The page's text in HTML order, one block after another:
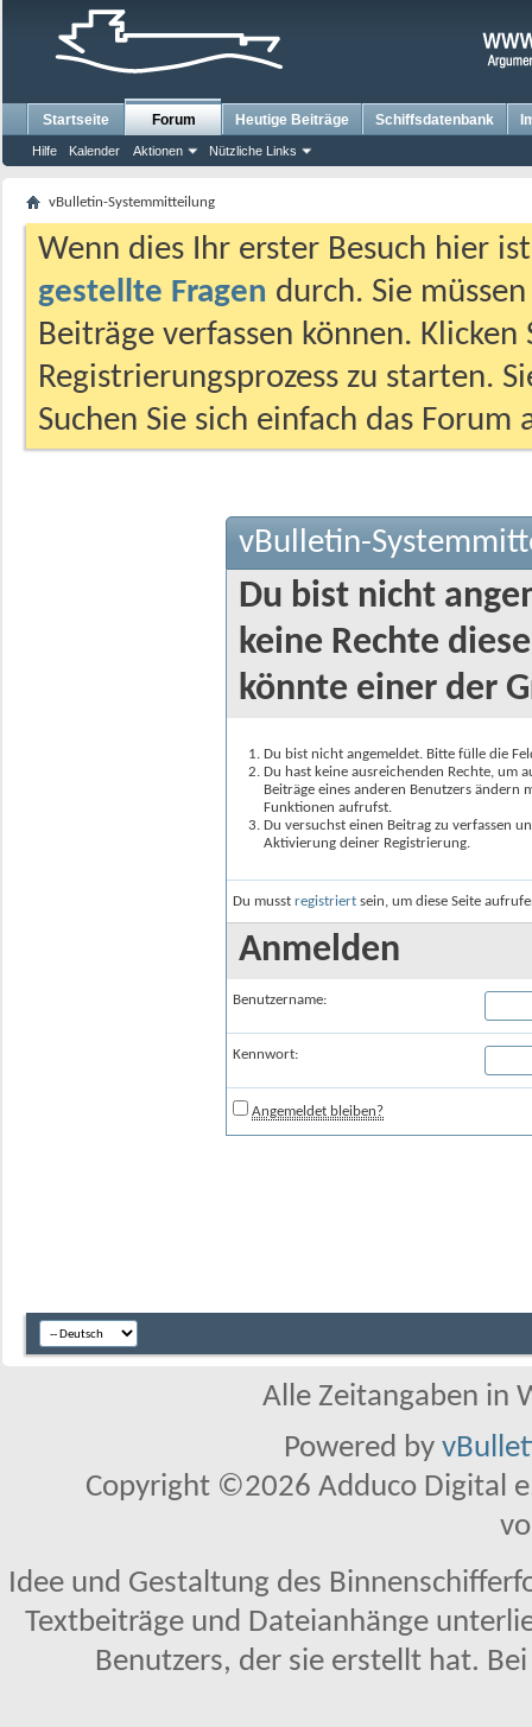
Startseite Forum
Hilfe Kalender Aktionen Nützliche Links
Heutige Beiträge Schiffsdatenbank
vBulletin-Systemmitteilung
Wenn dies Ihr erster Besuch hier
gestellte Fragen durch. Sie
Beiträge verfassen können.
Registrierungsprozess zu starten.
Suchen Sie sich einfach das
vBulletin-
Du bist nicht
keine Rechte
könnte einer der
Du bist nicht angemeldet. Bitte fülle die
Du hast keine ausreichenden Rechte, um
Beiträge eines anderen Benutzers
Funktionen aufrufst.
Du versuchst einen Beitrag zu verfassen
Aktivierung deiner Registrierung.
Du musst registriert sein, um diese Seite
Anmelden
Benutzername:
Kennwort:
Angemeldet bleiben?
Alle Zeitangaben in
Powered by
Copyright ©2026 Adduco Digital
Idee und Gestaltung des
Textbeiträge und Dateianhänge
Benutzers, der sie erstellt hat.